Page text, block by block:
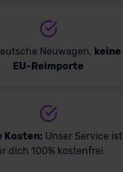
Neuwagen, keine
EU-Reimporte
Kosten: Unser Service ist
dich 100% kostenfrei